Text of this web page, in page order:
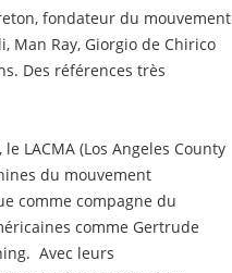
fondateur du mouvement
Man Ray, Giorgio de Chirico
Des références très
LACMA (Los Angeles County
du mouvement
comme compagne du
comme Gertrude
Avec leurs